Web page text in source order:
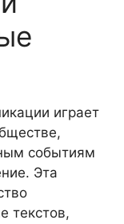
играет
событиям
Эта
текстов,